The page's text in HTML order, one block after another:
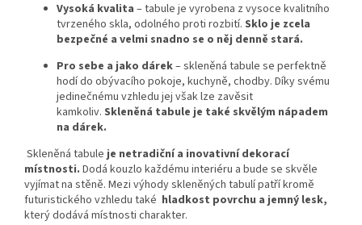
Vysoká kvalita – tabule je vyrobena z vysoce kvalitního
tvrzeného skla, odolného proti rozbití. Sklo je zcela
bezpečné a velmi snadno se o něj denně stará.
Pro sebe a jako dárek– skleněná tabule se perfektně
hodí do obývacího pokoje, kuchyně, chodby. Díky svému
jedinečnému vzhledu jej však lze zavěsit
kamkoliv. Skleněná tabule je také skvělým nápadem
na dárek.
Skleněná tabuleje netradiční a inovativní dekorací
místnosti. Dodá kouzlo každému interiéru a bude se skvěle
vyjímat na stěně. Mezi výhody skleněných tabulí patří kromě
futuristického vzhledu také hladkost povrchu a jemný lesk,
který dodává místnosti charakter.